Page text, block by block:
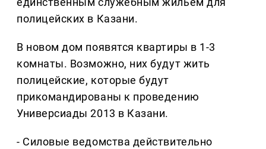
полицейских в Казани.
В новом дом появятся квартиры в 1-3
комнаты. Возможно, них будут жить
полицейские, которые будут
прикомандированы к проведению
Универсиады 2013 в Казани.
- Силовые ведомства действительно